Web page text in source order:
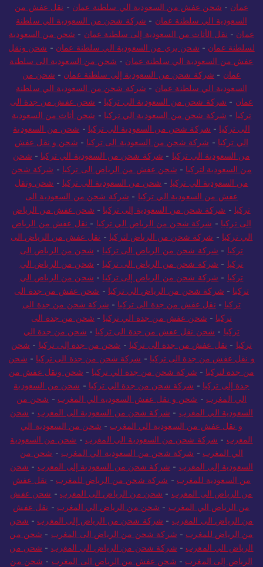
عمان - شحن عفش من السعودية الي سلطنة عمان - نقل عفش من
السعودية الي سلطنة عمان - شركة شحن من السعودية الي سلطنة
عمان - نقل الأثاث من السعودية إلى سلطنة عمان - شحن من السعودية
لسلطنة عمان - شحن بري من السعودية الي سلطنة عمان - شحن ونقل
عفش من السعودية الي سلطنة عمان - شحن من السعودية الى سلطنة
عمان - شركة شحن من السعودية إلى سلطنة عمان - شحن من
السعودية الي سلطنة عمان - شركة شحن من السعودية الي سلطنة
عمان - شركة شحن من السعودية الي تركيا - شحن عفش من جدة الى
تركيا - شركة شحن من السعودية الي تركيا - شحن أثاث من السعودية
الى تركيا - شركة شحن من السعودية الي تركيا - شحن من السعودية
الي تركيا - شركة شحن من السعودية الى تركيا - شحن و نقل عفش
من السعودية الي تركيا - شركة شحن من السعودية الي تركيا - شحن
من السعودية لتركيا - شحن عفش من الرياض الى تركيا - شركة شحن
من السعودية الي تركيا - شحن من السعودية الى تركيا - شحن ونقل
عفش من السعودية الي تركيا - شركة شحن من السعودية الى
تركيا - شركة شحن من السعودية إلى تركيا - شحن عفش من الرياض
الى تركيا - شركة شحن من الرياض الي تركيا - نقل عفش من الرياض
الي تركيا - شركة شحن من الرياض لتركيا - نقل عفش من الرياض الى
تركيا - شركة شحن من الرياض الى تركيا - شحن من الرياض الى
تركيا - شركة شحن من الرياض الى تركيا - شحن من الرياض الي
تركيا - شركة شحن من الرياض إلى تركيا - شحن من الرياض الي
تركيا - شركة شحن من الرياض الي تركيا - شحن عفش من جدة الى
تركيا - نقل عفش من جدة الى تركيا - شركة شحن من جدة الى
تركيا - شحن عفش من جدة الي تركيا - شحن من جدة الى
تركيا - شحن نقل عفش من جدة الى تركيا - شحن من جدة الي
تركيا - نقل عفش من جدة الى تركيا - شحن من جدة إلى تركيا - شحن
و نقل عفش من جدة الى تركيا - شركة شحن من جدة الى تركيا - شحن
من جدة لتركيا - شركة شحن من جدة الي تركيا - شحن ونقل عفش من
جدة إلى تركيا - شركة شحن من جدة الي تركيا - شحن من السعودية
الي المغرب - شحن و نقل عفش السعودية الي المغرب - شحن من
السعودية الي المغرب - شركة شحن من السعودية الى المغرب - شحن
و نقل عفش من السعودية الي المغرب - شحن من السعودية الي
المغرب - شركة شحن من السعودية الي المغرب - شحن من السعودية
الي المغرب - شركة شحن من السعودية الي المغرب - شحن من
السعودية إلى المغرب - شركة شحن من السعودية إلى المغرب - شحن
من السعودية للمغرب - شركة شحن من الرياض للمغرب - نقل عفش
من الرياض الى المغرب - شحن من الرياض الى المغرب - شحن عفش
من الرياض الي المغرب - شحن من الرياض الي المغرب - نقل عفش
من الرياض الى المغرب - شركة شحن من الرياض إلى المغرب - شحن
من الرياض للمغرب - شركة شحن من الرياض الى المغرب - شحن من
الرياض الي المغرب - شركة شحن من الرياض الي المغرب - شحن من
الرياض إلى المغرب - شحن عفش من الرياض الى المغرب - شحن من